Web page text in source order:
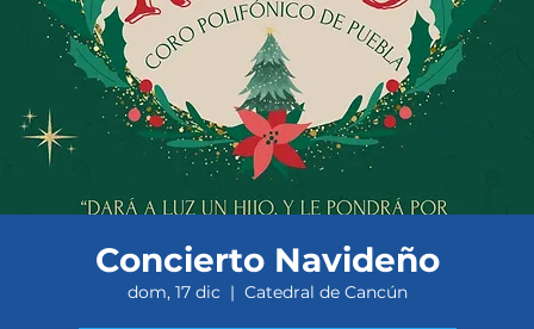
Concierto Navideño
dom, 17 dic
  |
Catedral de Cancún